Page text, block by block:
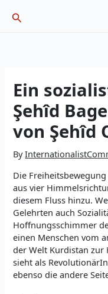
Search
Ein
Şehîd
von Şehîd
By
Die
aus vier
diesem Fluss hinzu.
Gelehrten auch
Hoffnungsschimmer
einen Menschen vom
der Welt Kurdistan zur
sieht als RevolutionärIn
ebenso die andere